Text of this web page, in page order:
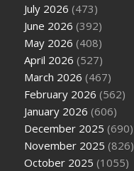
July 2026 (473)
June 2026 (392)
May 2026 (408)
April 2026 (527)
March 2026 (467)
February 2026 (562)
January 2026 (606)
December 2025 (690)
November 2025 (826)
October 2025 (1055)